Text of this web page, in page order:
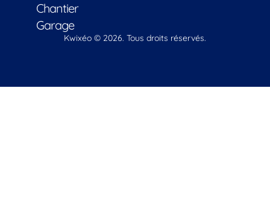
Chantier
Garage
Kwixéo © 2026. Tous droits réservés.